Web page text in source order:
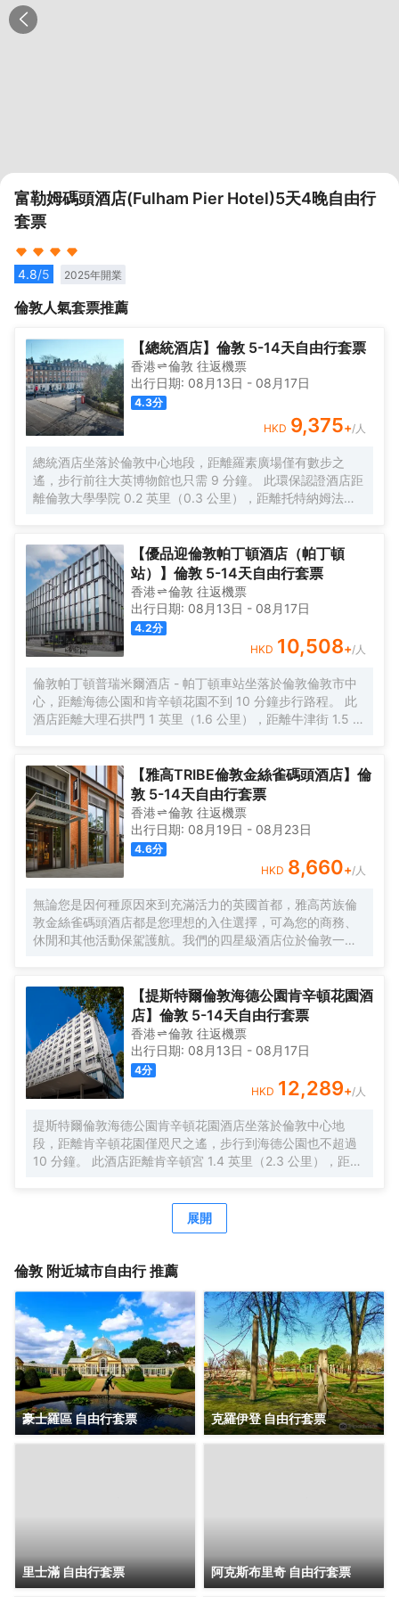
富勒姆碼頭酒店(Fulham Pier Hotel)5天4晚自由行
套票
4.8/5 2025年開業
倫敦人氣套票推薦
【總統酒店】倫敦 5-14天自由行套票
香港 倫敦 往返機票
出行日期: 08月13日 - 08月17日
4.3分
HKD 9,375+/人
總統酒店坐落於倫敦中心地段，距離羅素廣場僅有數步之
遙，步行前往大英博物館也只需 9 分鐘。 此環保認證酒店距
離倫敦大學學院 0.2 英里（0.3 公里），距離托特納姆法院
享用一頓美餐，或者去酒店的咖啡館吃些點心。您可以到酒
吧/酒廊，點一杯喜歡的飲品，暢飲一番。每天 7:00 至
10:30 提供收費的英式早餐。 特色服務/設施包括乾洗/洗衣
服務、24 小時前台服務和多語言服務。酒店提供收費自助停
車。 酒店有 523 間客房，提供智能電視。提供免費無線網
絡，方便您與朋友保持聯繫；數碼頻道可滿足您的娛樂需
求。浴室提供浴缸或淋浴和吹風機。便利設施包括電話，以
及書桌和茶具/咖啡用具。
【優品迎倫敦帕丁頓酒店（帕丁頓
站）】倫敦 5-14天自由行套票
香港 倫敦 往返機票
出行日期: 08月13日 - 08月17日
4.2分
HKD 10,508+/人
倫敦帕丁頓普瑞米爾酒店 - 帕丁頓車站坐落於倫敦倫敦市中
心，距離海德公園和肯辛頓花園不到 10 分鐘步行路程。 此
酒店距離大理石拱門 1 英里（1.6 公里），距離牛津街 1.5 英
李寄存。 酒店的 275 間客房定能讓您在旅途中找到家的舒
適。
【雅高TRIBE倫敦金絲雀碼頭酒店】倫
敦 5-14天自由行套票
香港 倫敦 往返機票
出行日期: 08月19日 - 08月23日
4.6分
HKD 8,660+/人
無論您是因何種原因來到充滿活力的英國首都，雅高芮族倫
敦金絲雀碼頭酒店都是您理想的入住選擇，可為您的商務、
休閒和其他活動保駕護航。我們的四星級酒店位於倫敦一處
房實用且富有設計感，配備豪華寢具和高速無線網絡，歡迎
您前來入住體驗。酒店還設有社交中心，是金絲雀碼頭一處
悠閒的協同辦公空間，適合舉辦重要會議或是休閒放鬆。
【提斯特爾倫敦海德公園肯辛頓花園酒
店】倫敦 5-14天自由行套票
香港 倫敦 往返機票
出行日期: 08月13日 - 08月17日
4分
HKD 12,289+/人
提斯特爾倫敦海德公園肯辛頓花園酒店坐落於倫敦中心地
段，距離肯辛頓花園僅咫尺之遙，步行到海德公園也不超過
10 分鐘。 此酒店距離肯辛頓宮 1.4 英里（2.3 公里），距離
Brasserie啤酒店享用國際美食，還可在這裏的酒吧/酒廊小酌
幾杯，欣賞花園景色。也可以待在房間裏，享受部分時段客
7:00 至 10:00，週末 7:00 至 11:00。 特色服務/設施包括快
室，可用來舉辦活動。酒店提供收費自助停車。 有 175 間空
調客房提供智能電視；您定能在旅途中找到家的舒適。提供
免費無線網絡，方便您與朋友保持聯繫；衞星頻道可滿足您
的娛樂需求。配備淋浴/盆浴組合的私人浴室提供免費洗浴用
品和吹風機。便利設施包括電話，以及可存放筆記本電腦的
保險箱和書桌。
展開
倫敦 附近城市自由行 推薦
豪士羅區 自由行套票 克羅伊登 自由行套票
里士滿 自由行套票 阿克斯布里奇 自由行套票